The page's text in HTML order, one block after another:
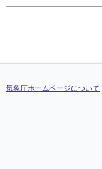
30
0.5 0.5
30
0.5 0.5
30
0.5 0.5
30
0.5 0.5
気象庁ホームページについて